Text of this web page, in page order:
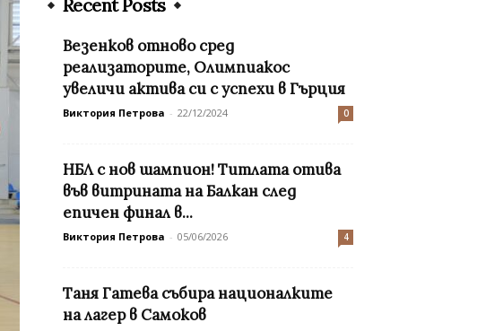
Recent Posts
Везенков отново сред
реализаторите, Олимпиакос
увеличи актива си с успехи в Гърция
Виктория Петрова - 22/12/2024 0
НБЛ с нов шампион! Титлата отива
във витрината на Балкан след
епичен финал в...
Виктория Петрова - 05/06/2026 4
Таня Гатева събира националките
на лагер в Самоков